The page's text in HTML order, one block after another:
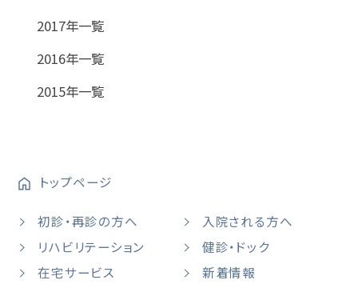
2017年一覧
2016年一覧
2015年一覧
トップページ
初診・再診の方へ
入院される方へ
リハビリテーション
健診・ドック
在宅サービス
新着情報